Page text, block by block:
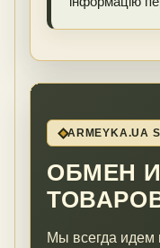
ARMEYKA.UA
ОБМЕН
Мы всегда идем